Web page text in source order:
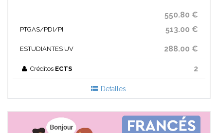
550.80 €
PTGAS/PDI/PI 513.00 €
ESTUDIANTES UV 288.00 €
Créditos ECTS 2
Detalles